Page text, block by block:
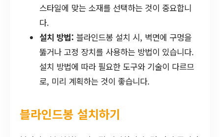
스타일에 맞는 소재를 선택하는 것이 중요합니
다.
설치 방법: 블라인드봉 설치 시, 벽면에 구멍을
뚫거나 고정 장치를 사용하는 방법이 있습니다.
설치 방법에 따라 필요한 도구와 기술이 다르므
로, 미리 계획하는 것이 좋습니다.
블라인드봉 설치하기